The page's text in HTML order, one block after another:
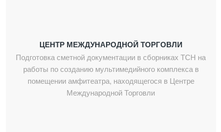
ЦЕНТР МЕЖДУНАРОДНОЙ ТОРГОВЛИ
Подготовка сметной документации в сборниках ТСН на
работы по созданию мультимедийного комплекса в
помещении амфитеатра, находящегося в Центре
Международной Торговли